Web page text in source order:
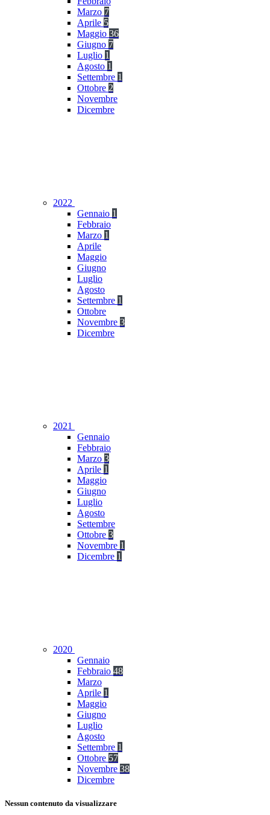
Marzo 7
Aprile 5
Maggio 36
Giugno 7
Luglio 1
Agosto 1
Settembre 1
Ottobre 2
Novembre
Dicembre
2022
Gennaio 1
Febbraio
Marzo 1
Aprile
Maggio
Giugno
Luglio
Agosto
Settembre 1
Ottobre
Novembre 3
Dicembre
2021
Gennaio
Febbraio
Marzo 3
Aprile 1
Maggio
Giugno
Luglio
Agosto
Settembre
Ottobre 3
Novembre 1
Dicembre 1
2020
Gennaio
Febbraio 48
Marzo
Aprile 1
Maggio
Giugno
Luglio
Agosto
Settembre 1
Ottobre 57
Novembre 38
Dicembre
Nessun contenuto da visualizzare